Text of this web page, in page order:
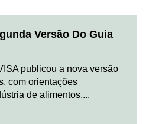
Versão Do Guia
publicou a nova versão
com orientações
de alimentos....